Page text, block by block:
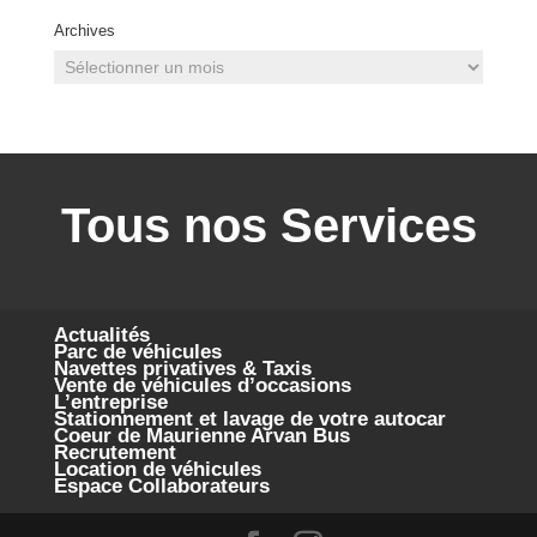
Archives
Tous nos Services
Actualités
Parc de véhicules
Navettes privatives & Taxis
Vente de véhicules d’occasions
L’entreprise
Stationnement et lavage de votre autocar
Coeur de Maurienne Arvan Bus
Recrutement
Location de véhicules
Espace Collaborateurs